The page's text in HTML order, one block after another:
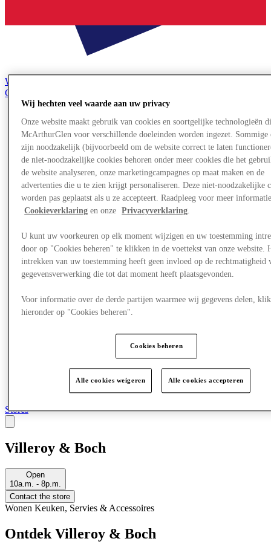
Word lid van de Club
Gered,
nl
Winkels
Aanbiedingen
Plan je bezoek
Wat is er aan
Eet & Drink
Cadeaubonnen
Diensten
Bestemmingsgids
More
Stores
Villeroy & Boch
Open
10a.m. - 8p.m.
Contact the store
Wonen Keuken, Servies & Accessoires
Ontdek Villeroy & Boch
Wij hechten veel waarde aan uw privacy
Onze website maakt gebruik van cookies en soortgelijke technologieën
McArthurGlen voor verschillende doeleinden worden ingezet. Sommige
zijn noodzakelijk (bijvoorbeeld om de website correct te laten
de niet-noodzakelijke cookies behoren onder meer cookies die het
de website analyseren, onze marketingcampagnes op maat maken en de
advertenties die u te zien krijgt personaliseren. Deze niet-noodzakelijke
worden pas geplaatst als u ze accepteert. Raadpleeg voor meer
Cookieverklaring en onze Privacyverklaring
U kunt uw voorkeuren op elk moment wijzigen en uw toestemming
door op "Cookies beheren" te klikken in de voettekst van onze website.
intrekken van uw toestemming heeft geen invloed op de rechtmatigheid
gegevensverwerking die tot dat moment heeft plaatsgevonden.
Voor informatie over de derde partijen waarmee wij gegevens delen,
hieronder op "Cookies beheren".
Cookies beheren
Alle cookies weigeren Alle cookies accepteren